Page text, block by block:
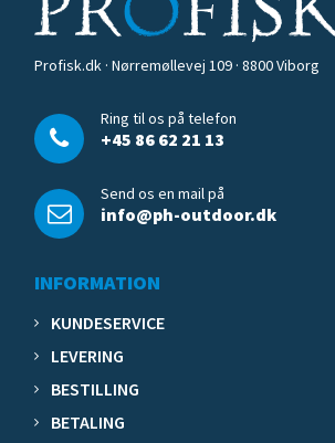
Profisk.dk · Nørremøllevej 109 · 8800 Viborg
Ring til os på telefon
+45 86 62 21 13
Send os en mail på
info@ph-outdoor.dk
INFORMATION
KUNDESERVICE
LEVERING
BESTILLING
BETALING